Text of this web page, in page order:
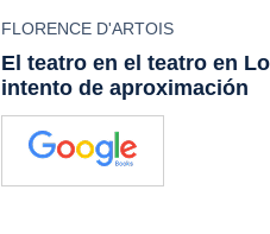
FLORENCE D'ARTOIS
El teatro en el teatro en
intento de aproximación